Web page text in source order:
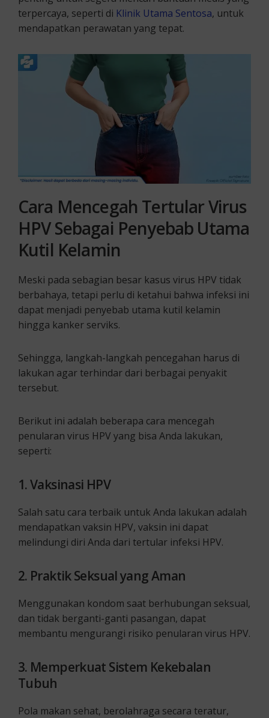
terpercaya, seperti di Klinik Utama Sentosa, untuk
mendapatkan perawatan yang tepat.
Cara Mencegah Tertular Virus
HPV Sebagai Penyebab Utama
Kutil Kelamin
Meski pada sebagian besar kasus virus HPV tidak
berbahaya, tetapi perlu di ketahui bahwa infeksi ini
dapat menjadi penyebab utama kutil kelamin
hingga kanker serviks.
Sehingga, langkah-langkah pencegahan harus di
lakukan agar terhindar dari berbagai penyakit
tersebut.
Berikut ini adalah beberapa cara mencegah
penularan virus HPV yang bisa Anda lakukan,
seperti:
1. Vaksinasi HPV
Salah satu cara terbaik untuk Anda lakukan adalah
mendapatkan vaksin HPV, vaksin ini dapat
melindungi diri Anda dari tertular infeksi HPV.
2. Praktik Seksual yang Aman
Menggunakan kondom saat berhubungan seksual,
dan tidak berganti-ganti pasangan, dapat
membantu mengurangi risiko penularan virus HPV.
3. Memperkuat Sistem Kekebalan
Tubuh
Pola makan sehat, berolahraga secara teratur,